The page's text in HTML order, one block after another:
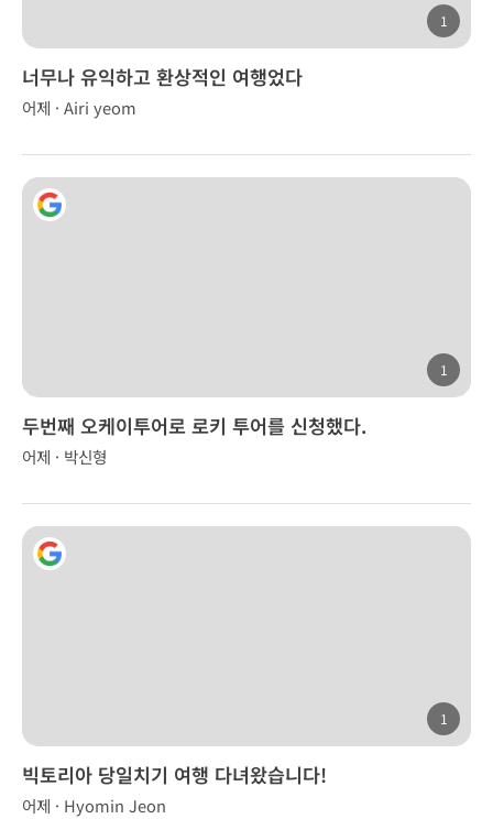
1
너무나 유익하고 환상적인 여행었다
어제 · Airi yeom
1
두번째 오케이투어로 로키 투어를 신청했다.
어제 · 박신형
1
빅토리아 당일치기 여행 다녀왔습니다!
어제 · Hyomin Jeon